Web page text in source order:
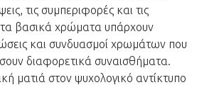
τις συμπεριφορές και τις
βασικά χρώματα υπάρχουν
και συνδυασμοί χρωμάτων που
διαφορετικά συναισθήματα.
ματιά στον ψυχολογικό αντίκτυπο